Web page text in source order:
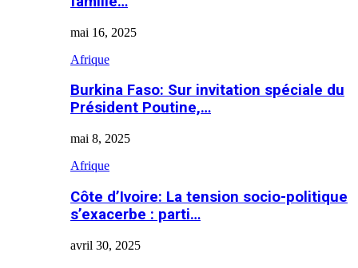
mai 16, 2025
Afrique
Burkina Faso: Sur invitation spéciale du
Président Poutine,…
mai 8, 2025
Afrique
Côte d’Ivoire: La tension socio-politique
s’exacerbe : parti…
avril 30, 2025